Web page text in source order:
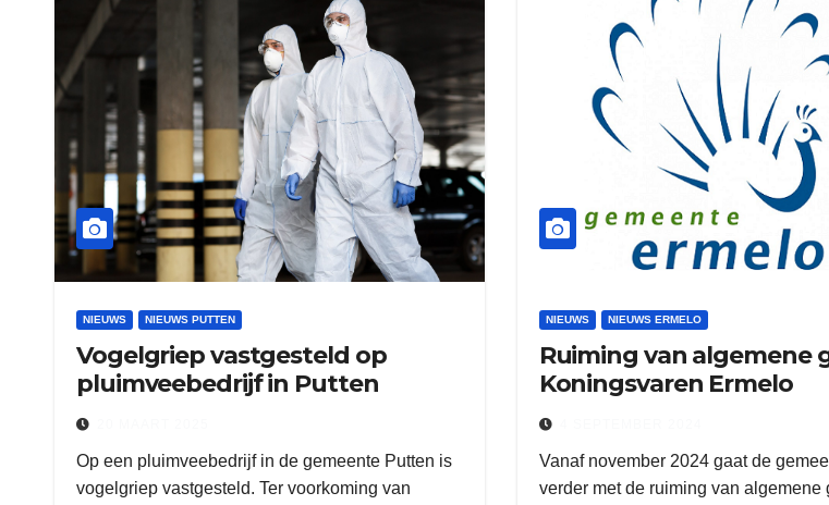
NIEUWS NIEUWS PUTTEN
Vogelgriep vastgesteld op
pluimveebedrijf in Putten
Op een pluimveebedrijf in de gemeente Putten is
vogelgriep vastgesteld. Ter voorkoming van
NIEUWS NIEUWS ERMELO
Ruiming van algemene
Koningsvaren Ermelo
Vanaf november 2024 gaat de
verder met de ruiming van algemene